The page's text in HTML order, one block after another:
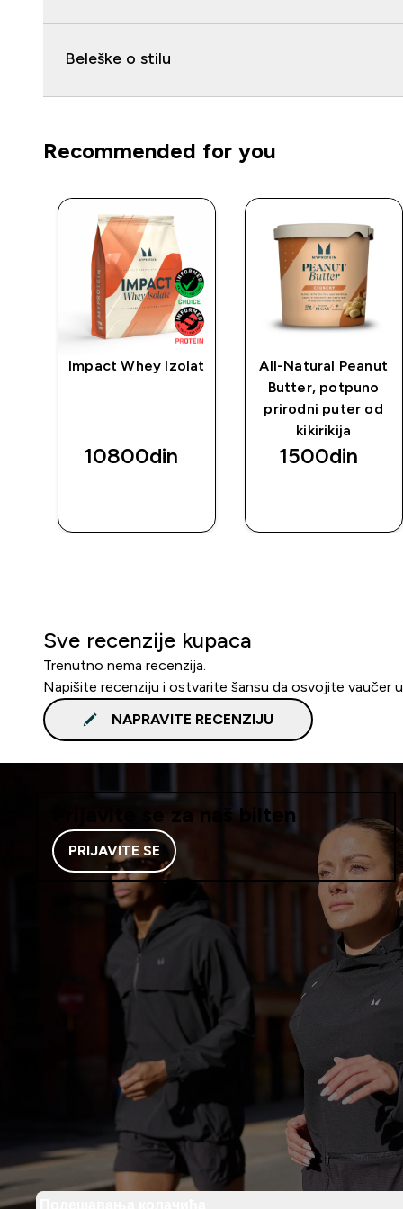
Beleške o stilu
Recommended for you
Impact Whey Izolat
10800din‎
All-Natural Peanut
Butter, potpuno
prirodni puter od
kikirikija
1500din‎
Sve recenzije kupaca
Trenutno nema recenzija.
Napišite recenziju i ostvarite šansu da osvojite vaučer
NAPRAVITE RECENZIJU
Prijavite se za naš bilten
PRIJAVITE SE